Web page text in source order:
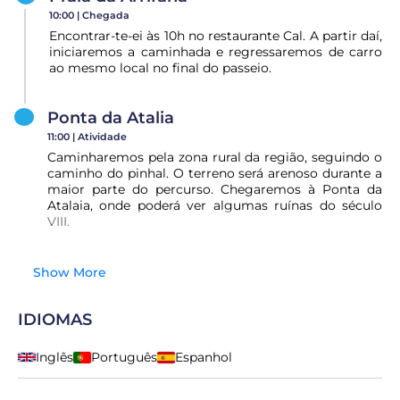
10:00 | Chegada
Encontrar-te-ei às 10h no restaurante Cal. A partir daí,
iniciaremos a caminhada e regressaremos de carro
ao mesmo local no final do passeio.
Ponta da Atalia
11:00 | Atividade
Caminharemos pela zona rural da região, seguindo o
caminho do pinhal. O terreno será arenoso durante a
maior parte do percurso. Chegaremos à Ponta da
Atalaia, onde poderá ver algumas ruínas do século
VIII.
Show More
IDIOMAS
Inglês Português Espanhol